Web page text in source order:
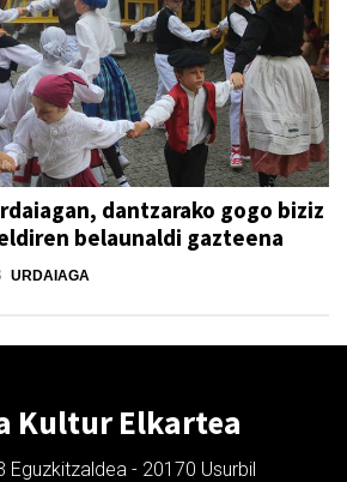
dantzarako gogo biziz
belaunaldi gazteena
URDAIAGA
Kultur Elkartea
Eguzkitzaldea - 20170 Usurbil